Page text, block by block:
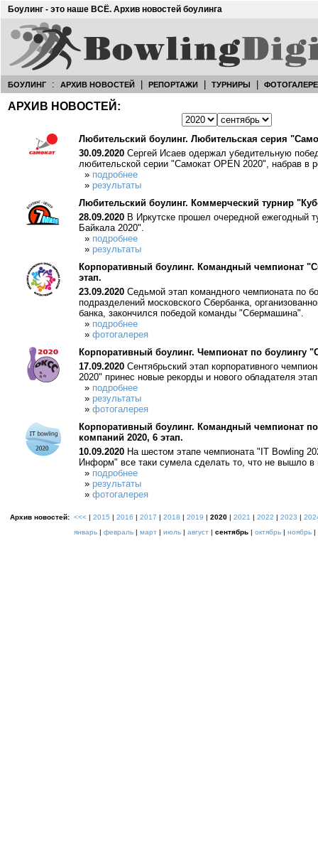
Боулинг - это наше ВСЁ. Архив новостей боулинга
БОУЛИНГ : АРХИВ НОВОСТЕЙ РЕПОРТАЖИ ТУРНИРЫ
АРХИВ НОВОСТЕЙ:
Любительский боулинг. Любительская серия
30.09.2020 Сергей Исаев одержал убедительную
любительской серии "Самокат OPEN 2020", набрав
» подробнее
» результаты
Любительский боулинг. Коммерческий турнир
28.09.2020 В Иркутске прошел очередной ежегодный
Байкала 2020".
» подробнее
» результаты
Корпоративный боулинг. Командный чемпионат
этап.
23.09.2020 Седьмой этап командного чемпионата по
подразделений московского Сбербанка,
банка, закончился победой команды "Сбермашина".
» подробнее
» фотогалерея
Корпоративный боулинг. Чемпионат по боулингу
17.09.2020 Сентябрьский этап корпоративного
2020" принес новые рекорды и нового обладателя
» подробнее
» результаты
» фотогалерея
Корпоративный боулинг. Командный чемпионат по
компаний 2020, 6 этап.
10.09.2020 На шестом этапе чемпионата "IT Bowling
Информ" все таки сумела сделать то, что не вышло
» подробнее
» результаты
» фотогалерея
Архив новостей: <<< | 2015 | 2016 | 2017 | 2018 | 2019 | 2020 | 2021 | 2022 | 2023 |
январь | февраль | март | июль | август | сентябрь | октябрь | ноябрь |